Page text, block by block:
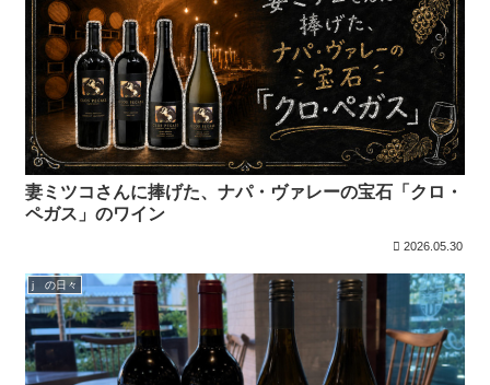
妻ミツコさんに捧げた、ナパ・ヴァレーの宝石「クロ・
ペガス」のワイン
2026.05.30
j の日々